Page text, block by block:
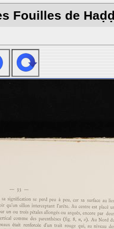
Fouilles de